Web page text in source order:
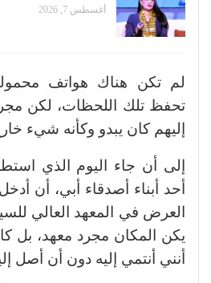
أغسطس 7, 2026
لم تكن هناك هواتف
تحفظ تلك اللحظات، لكن
إليهم كان يبدو وكأنه شيء
إلى أن جاء اليوم الذي
أحد أبناء أصدقاء أبي، أن
العرض في المعهد العالي
يكن المكان مجرد معهد، بل
أنني أنتمي إليه دون أن أصل